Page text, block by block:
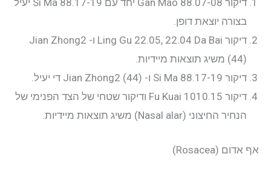
דיקור 88.07-08 Gan Mao יחד עם 88.17-19 Si Ma יעיל
בצורה יוצאת דופן.
דיקור Ling Gu 22.05, 22.04 Da Bai ו- Jian Zhong2
(44) משיג תוצאות מיידיות.
דיקור 88.17-19 Si Ma ו- Jian Zhong2 (44) די יעיל.
דיקור 1010.15 Fu Kuai ודיקור שטחי של הצד הפנימי של
הנחיר החיצוני (Nasal alar) משיג תוצאות מיידיות.
אף אדום (Rosacea)